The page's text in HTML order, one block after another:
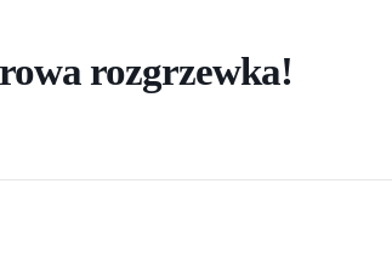
rozgrzewka!